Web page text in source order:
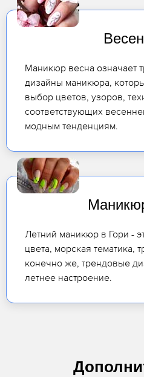
Маникюр весна означает
дизайны маникюра,
выбор цветов, узоров,
соответствующих
модным тенденциям.
Летний маникюр в Гори -
цвета, морская тематика,
конечно же, трендовые
летнее настроение.